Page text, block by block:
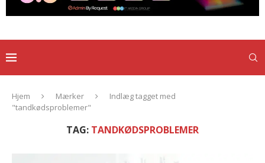
Hjem Mærker
Indlæg tagget med
"tandkødsproblemer"
TAG: TANDKØDSPROBLEMER